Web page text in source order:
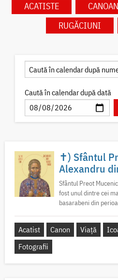
ACATISTE
RUGĂCIUNI
Caută în calendar după dată
✝) Sfântul
Alexandru
Sfântul Preot
fost unul dintre cei
basarabeni din
Acatist Canon Viață
Fotografii